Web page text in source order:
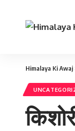
Himalaya Ki Awaj